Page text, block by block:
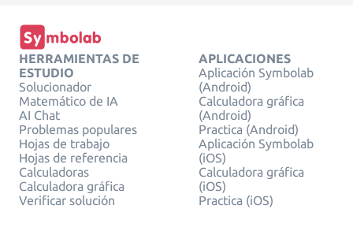
HERRAMIENTAS DE
ESTUDIO
Solucionador
Matemático de IA
AI Chat
Problemas populares
Hojas de trabajo
Hojas de referencia
Calculadoras
Calculadora gráfica
Verificar solución
APLICACIONES
Aplicación Symbolab
(Android)
Calculadora gráfica
(Android)
Practica (Android)
Aplicación Symbolab
(iOS)
Calculadora gráfica
(iOS)
Practica (iOS)